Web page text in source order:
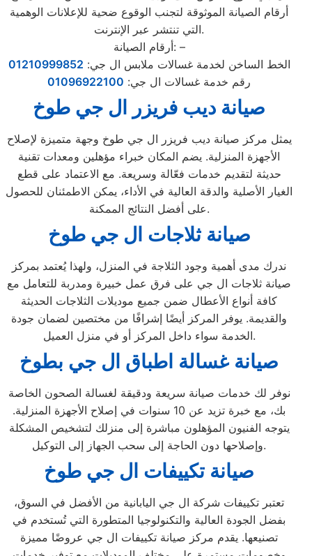
أرقام الصيانة الموثوقة لتجنب الوقوع ضحية للإعلانات الوهمية
التي تنتشر عبر الإنترنت.
أرقام الصيانة: –
الخط الساخن لخدمة غسالات ملابس ال جي: 01210999852
رقم خدمة غسالات ال جي: 01096922100
صيانة ديب فريزر ال جي طوخ
يمثل مركز صيانة ديب فريزر ال جي طوخ وجهة متميزة لإصلاح
الأجهزة المنزلية. يضم المكان خبراء مؤهلين ومعدات تقنية
حديثة لتقديم خدمات فعّالة وسريعة. مع الاعتماد على قطع
الغيار الأصلية والدقة العالية في الأداء، يمكن الاطمئنان للحصول
على أفضل النتائج الممكنة.
صيانة ثلاجات ال جي طوخ
ندرك مدى أهمية وجود الثلاجة في المنزل، ولهذا يُعتمد بمركز
صيانة ثلاجات ال جي على فرق عمل خبيرة ومدربة للتعامل مع
كافة أنواع الأعطال ضمن جميع موديلات الثلاجات الحديثة
والقديمة. يوفر المركز أيضًا إشرافًا من مختصين لضمان جودة
الخدمة سواء داخل المركز أو في منزل العميل.
صيانة غسالة اطباق ال جي بطوخ
نوفر لك خدمات صيانة سريعة ودقيقة لغسالة الصحون الخاصة
بك، مع خبرة تزيد عن 10 سنوات في إصلاح الأجهزة المنزلية.
يتوجه الفنيون المؤهلون مباشرة إلى منزلك لتشخيص المشكلة
وإصلاحها دون الحاجة إلى سحب الجهاز إلى التوكيل.
صيانة تكييفات ال جي طوخ
تعتبر تكييفات شركة ال جي اليابانية من الأفضل في السوق،
بفضل الجودة العالية والتكنولوجيا المتطورة التي تُستخدم في
تصنيعها. يقدم مركز صيانة تكييفات ال جي عروضًا مميزة